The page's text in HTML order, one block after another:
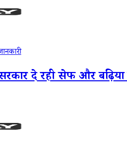
दे रही सेफ और बढ़िया